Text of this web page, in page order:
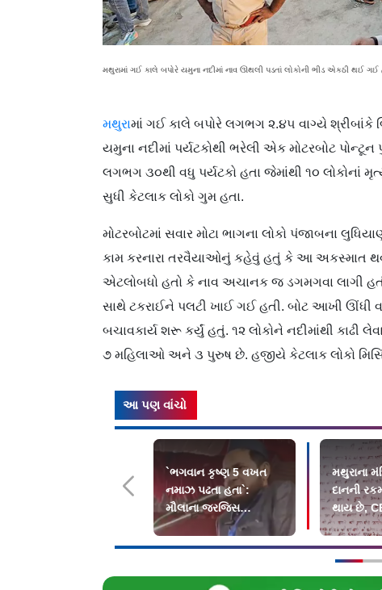
મથુરામાં ગઈ કાલે બપોરે યમુના નદીમાં નાવ ઊથલી પડતાં લોકોની ભીડ એકઠી થઈ
મથુરામાં ગઈ કાલે બપોરે લગભગ ૨.૪૫ વાગ્યે શ્રીબાંકે
યમુના નદીમાં પર્યટકોથી ભરેલી એક મોટરબોટ
લગભગ ૩૦થી વધુ પર્યટકો હતા જેમાંથી ૧૦ લોકોનાં
સુધી કેટલાક લોકો ગુમ હતા.
મોટરબોટમાં સવાર મોટા ભાગના લોકો પંજાબના
કામ કરનારા તરવૈયાઓનું કહેવું હતું કે આ અકસ્માત
એટલોબધો હતો કે નાવ અચાનક જ ડગમગવા લાગી
સાથે ટકરાઈને પલટી ખાઈ ગઈ હતી. બોટ આખી ઊંધી
બચાવકાર્ય શરૂ કર્યું હતું. ૧૨ લોકોને નદીમાંથી કાઢી
૭ મહિલાઓ અને ૩ પુરુષ છે. હજીયે કેટલાક લોકો
આ પણ વાંચો
`ભગવાન કૃષ્ણ 5 વખત
નમાઝ પઢતા હતા`:
મૌલાના જરજિસ
અન્સારીના નિવેદન સામે
FIR
મથુરાના
દાનની
થાય છે,
કરાવો